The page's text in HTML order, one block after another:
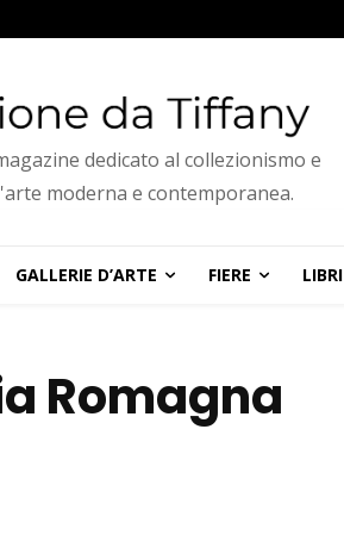
dedicato al collezionismo e
moderna e contemporanea.
GALLERIE D’ARTE FIERE LIBRI
Romagna